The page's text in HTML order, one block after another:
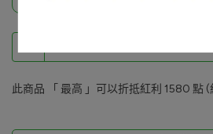
此商品 「 最高 」可以折抵紅利 1580 點 (